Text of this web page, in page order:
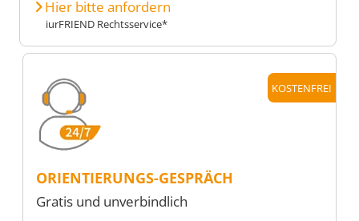
Hier bitte anfordern
iurFRIEND Rechtsservice*
KOSTENFREI
ORIENTIERUNGS-GESPRÄCH
Gratis und unverbindlich